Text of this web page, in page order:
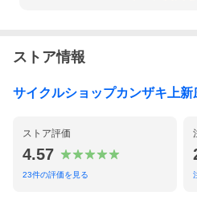
ストア情報
サイクルショップカンザキ上新
ストア評価
4.57
23件の評価を見る